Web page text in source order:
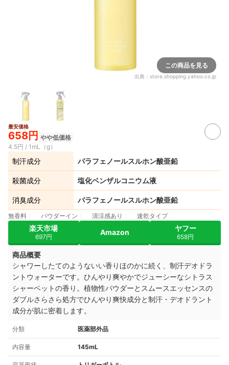
この商品を見る
出典： store.shopping.yahoo.co.jp
最安価格
658円 やや低価格
4.5円 / 1mL（g）
制汗成分 パラフェノールスルホン酸亜鉛
殺菌成分 塩化ベンザルコニウム液
消臭成分 パラフェノールスルホン酸亜鉛
無香料 パウダーイン 清涼感あり 速乾タイプ
楽天市場
697円
Amazon ヤフー
658円
商品概要
シャワーしたてのようないい香りほのかに続く、 制汗デオドラ
ントウォーターです。 ひんやり爽やかでジューシーなシトラス
シャーベットの香り。 植物性パウダーとスムースエッセンスの
ダブルさらさら処方でひんやり爽快成分と制汗・デオドラント
成分が肌に密着します。
分類 医薬部外品
内容量 145mL